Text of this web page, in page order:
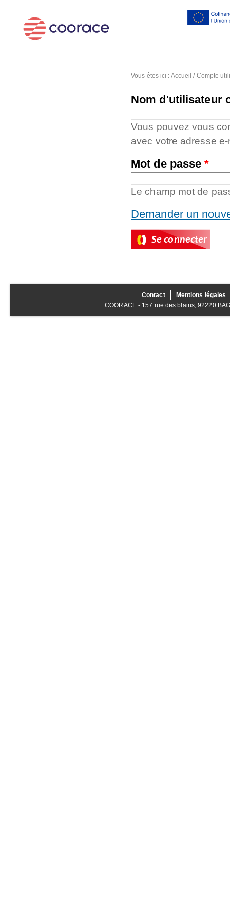
Vous êtes ici : Accueil / Compte
Nom d'utilisateur
Vous pouvez vous
avec votre adresse e-
Mot de passe*
Le champ mot de
Demander un
Contact
Mentions légales
COORACE - 157 rue des blains, 92220